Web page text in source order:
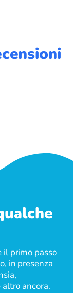
il primo passo
in presenza
ancora.